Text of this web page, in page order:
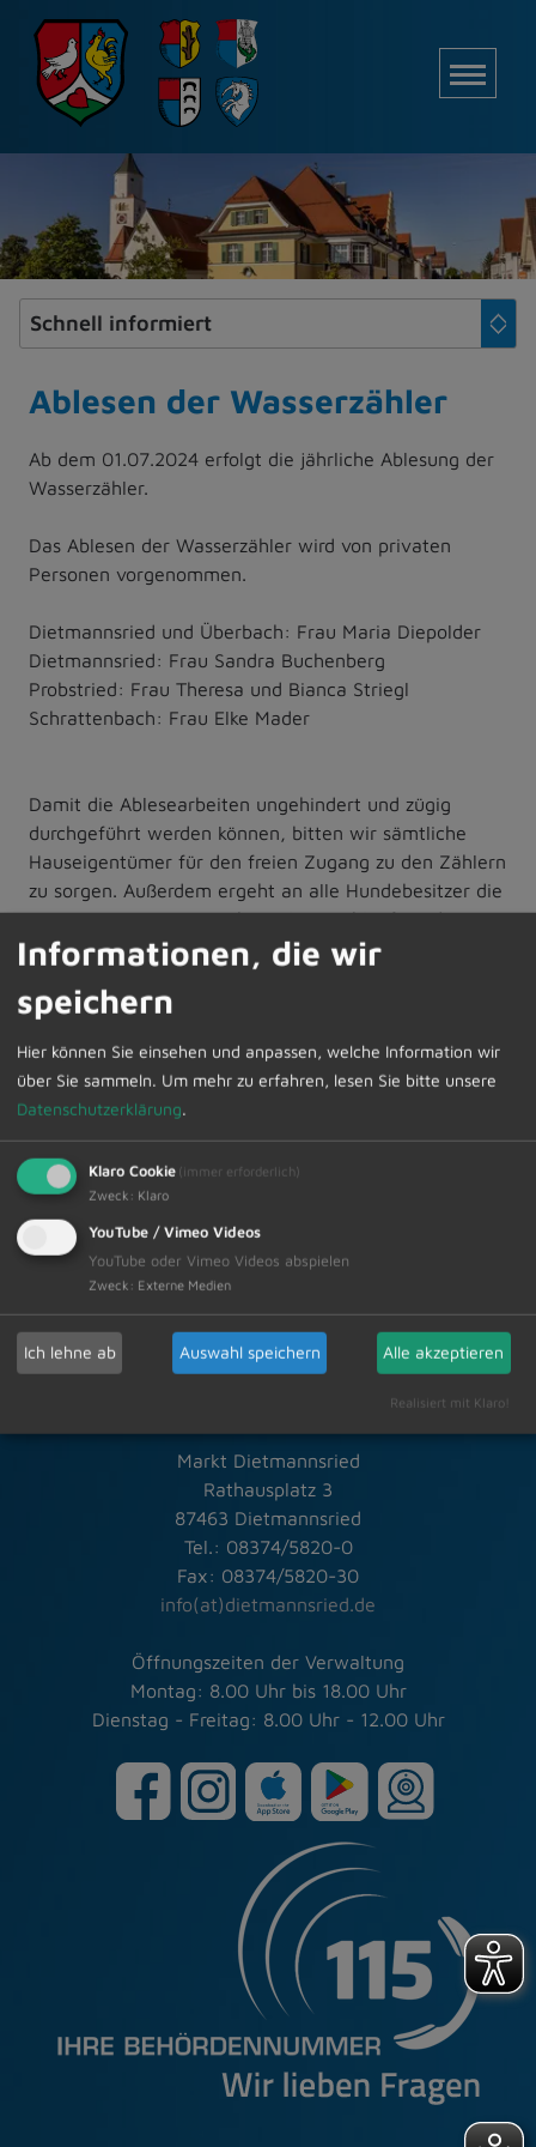
h
t
e
Ablesen der Wasserzähler
Ab dem 01.07.2024 erfolgt die jährliche Ablesung der
Wasserzähler.
Das Ablesen der Wasserzähler wird von privaten
Personen vorgenommen.
Dietmannsried und Überbach: Frau Maria Diepolder
Dietmannsried: Frau Sandra Buchenberg
Probstried: Frau Theresa und Bianca Striegl
Schrattenbach: Frau Elke Mader
Damit die Ablesearbeiten ungehindert und zügig
durchgeführt werden können, bitten wir sämtliche
Hauseigentümer für den freien Zugang zu den Zählern
zu sorgen. Außerdem ergeht an alle Hundebesitzer die
Bitte, im Sinne eines reibungslosen Ablaufs und einer
größtmöglichen Sicherheit für unsere Ablesekräfte, die
Hunde im fraglichen Zeitraum an die Leine zu
nehmen.
28.06.2024
Schneller Kontakt bei allen Fragen
Markt Dietmannsried
Rathausplatz 3
87463 Dietmannsried
Tel.: 08374/5820-0
Fax: 08374/5820-30
info(at)dietmannsried.de
Öffnungszeiten der Verwaltung
Montag: 8.00 Uhr bis 18.00 Uhr
Dienstag - Freitag: 8.00 Uhr - 12.00 Uhr
Informationen, die wir
speichern
Hier können Sie einsehen und anpassen, welche Information wir
über Sie sammeln. Um mehr zu erfahren, lesen Sie bitte unsere
Datenschutzerklärung.
Klaro Cookie (immer erforderlich)
Zweck : Klaro
YouTube / Vimeo Videos
YouTube oder Vimeo Videos abspielen
Zweck : Externe Medien
Ich lehne ab Auswahl speichern Alle akzeptieren
Realisiert mit Klaro!